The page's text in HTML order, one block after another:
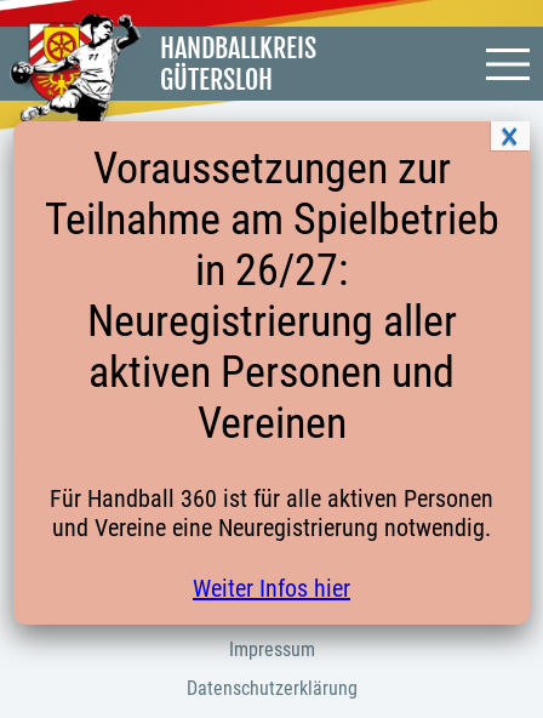
HANDBALLKREIS
GÜTERSLOH
WIE KANN ES IM NÄCHSTEN JAHR
WEITERGEHEN?
Anschreiben an die Vereine
Startseite
Impressum
Datenschutzerklärung
Voraussetzungen zur
Teilnahme am Spielbetrieb
in 26/27:
Neuregistrierung aller
aktiven Personen und
Vereinen
Für Handball 360 ist für alle aktiven Personen
und Vereine eine Neuregistrierung notwendig.
Weiter Infos hier